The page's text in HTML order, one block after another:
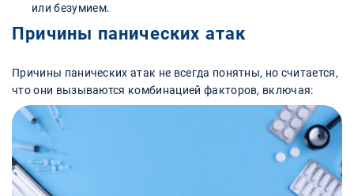
или безумием.
Причины панических атак
Причины панических атак не всегда понятны, но считается,
что они вызываются комбинацией факторов, включая: